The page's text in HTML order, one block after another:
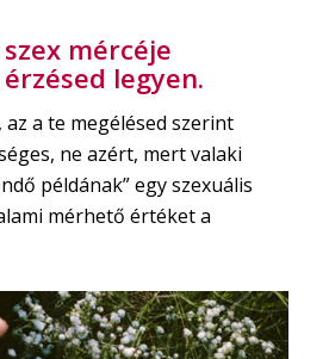
mércéje
legyen.
a te megélésed szerint
ne azért, mert valaki
példának” egy szexuális
mérhető értéket a